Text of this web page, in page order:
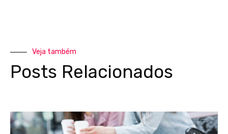
Veja também
Posts Relacionados